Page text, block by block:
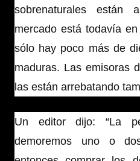
sobrenaturales están
mercado está todavía
sólo hay poco más de
maduras. Las emisoras
las están arrebatando
Un editor dijo: “La
demoremos uno o